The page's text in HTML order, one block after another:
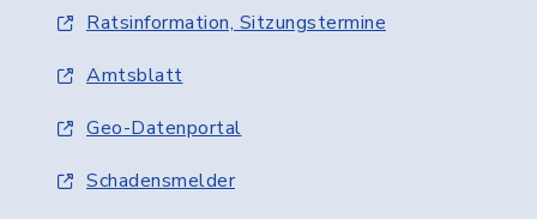
Ratsinformation, Sitzungstermine
Amtsblatt
Geo-Datenportal
Schadensmelder